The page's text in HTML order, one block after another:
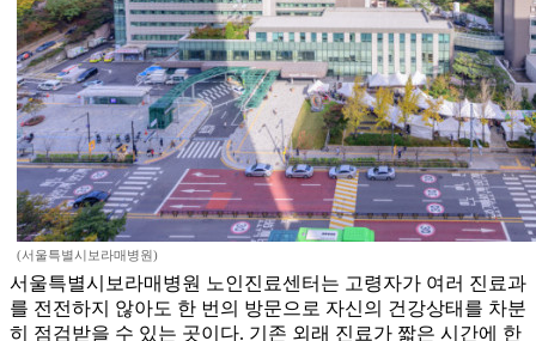
(서울특별시보라매병원)
서울특별시보라매병원 노인진료센터는 고령자가 여러 진료과
를 전전하지 않아도 한 번의 방문으로 자신의 건강상태를 차분
히 점검받을 수 있는 곳이다. 기존 외래 진료가 짧은 시간에 한